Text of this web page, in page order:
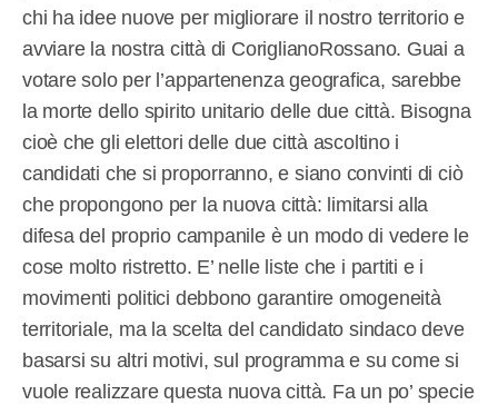
chi ha idee nuove per migliorare il nostro territorio e
avviare la nostra città di CoriglianoRossano. Guai a
votare solo per l’appartenenza geografica, sarebbe
la morte dello spirito unitario delle due città. Bisogna
cioè che gli elettori delle due città ascoltino i
candidati che si proporranno, e siano convinti di ciò
che propongono per la nuova città: limitarsi alla
difesa del proprio campanile è un modo di vedere le
cose molto ristretto. E’ nelle liste che i partiti e i
movimenti politici debbono garantire omogeneità
territoriale, ma la scelta del candidato sindaco deve
basarsi su altri motivi, sul programma e su come si
vuole realizzare questa nuova città. Fa un po’ specie